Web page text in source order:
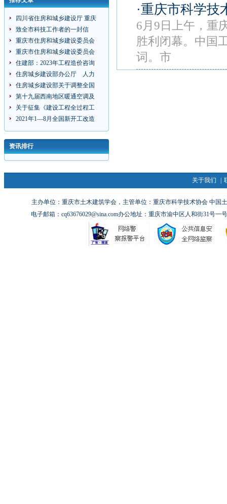
四川省住房和城乡建设厅 重庆
致全市科技工作者的一封信
重庆市住房和城乡建设委员会
重庆市住房和城乡建设委员会
住建部：2023年工程造价咨询
住房城乡建设部办公厅 人力
住房城乡建设部关于调整全国
第十九届西南地区暖通空调及
关于征集《建设工程全过程工
2021年1—8月全国新开工改造
资讯排行
·重庆市科学
6月9日上午，重
胜利闭幕。中国
词。市
关于我们
主办单位：重庆市土木建筑学会，主管单位：重庆市科学技术协会 中国
电子邮箱：cq63676029@sina.com办公地址：重庆市渝中区人和街31号一